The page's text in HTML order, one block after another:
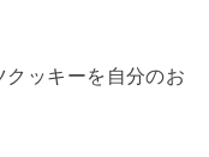
ッキーを自分のお